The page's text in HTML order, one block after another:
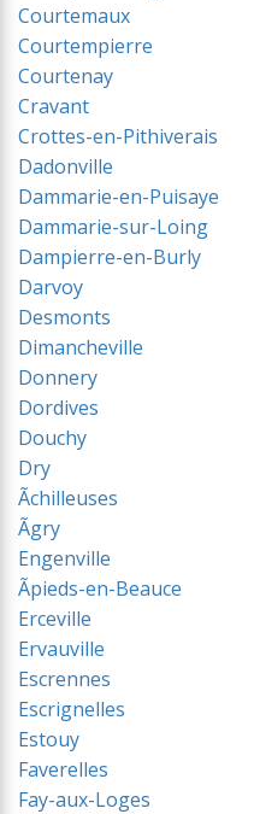
Courtemaux
Courtempierre
Courtenay
Cravant
Crottes-en-Pithiverais
Dadonville
Dammarie-en-Puisaye
Dammarie-sur-Loing
Dampierre-en-Burly
Darvoy
Desmonts
Dimancheville
Donnery
Dordives
Douchy
Dry
Ãchilleuses
Ãgry
Engenville
Ãpieds-en-Beauce
Erceville
Ervauville
Escrennes
Escrignelles
Estouy
Faverelles
Fay-aux-Loges